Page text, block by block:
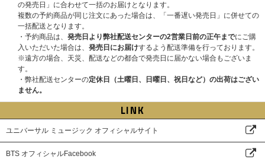
の発売日」に合わせて一括のお届けとなります。
複数の予約商品が同じ注文にあった場合は、「一番遅い発売日」に併せての
一括配送となります。
・予約商品は、 発売日より弊社配送センターの2営業日前の正午までにご購
入いただいた場合は、 発売日にお届けするよう配送準備を行っております。
※遠方の場合、天災、配送などの都合で発売日に届かない場合もございま
す。
・弊社配送センターの定休日（土曜日、日曜日、祝日など）の出荷はござい
ません。
LINK
ユニバーサル ミュージック オフィシャルサイト
BTS オフィシャルFacebook